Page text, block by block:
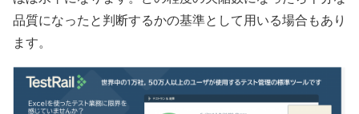
品質になったと判断するかの基準として用いる場合もあり
ます。